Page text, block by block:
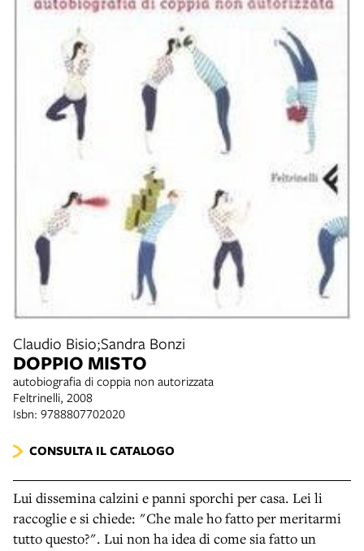
Claudio Bisio;Sandra Bonzi
DOPPIO MISTO
autobiografia di coppia non autorizzata
Feltrinelli, 2008
Isbn: 9788807702020
CONSULTA IL CATALOGO
Lui dissemina calzini e panni sporchi per casa. Lei li
raccoglie e si chiede: "Che male ho fatto per meritarmi
tutto questo?". Lui non ha idea di come sia fatto un